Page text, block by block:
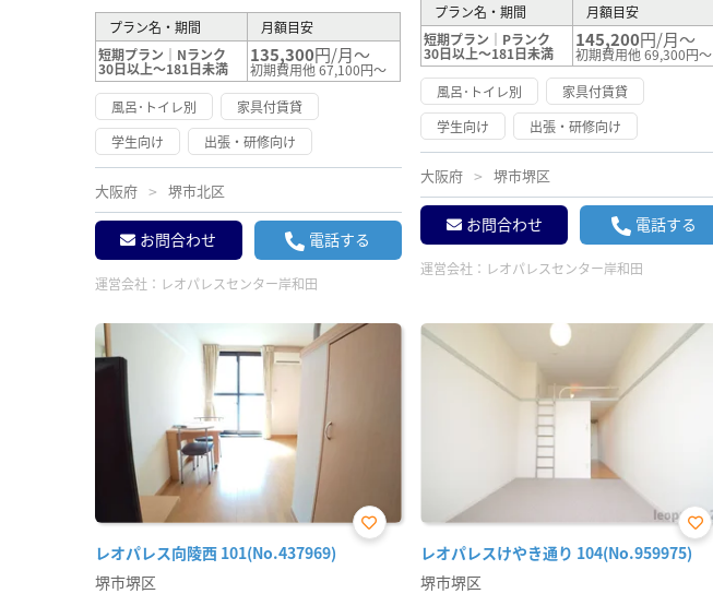
プラン名・期間
月額目安
短期プラン｜Nランク
30日以上～181日未満
135,300円/月～
初期費用他 67,100円～
風呂･トイレ別
家具付賃貸
学生向け
出張・研修向け
大阪府 堺市北区
お問合わせ 電話する
運営会社： レオパレスセンター岸和田
プラン名・期間
月額目安
短期プラン｜Pランク
30日以上～181日未満
145,200円/月～
初期費用他 69,300円～
風呂･トイレ別
家具付賃貸
学生向け
出張・研修向け
大阪府 堺市堺区
お問合わせ 電話する
運営会社： レオパレスセンター岸和田
レオパレス向陵西 101(No.437969) お気
堺市堺区
レオパレスけやき通り 104(No.959975)お気
に入
堺市堺区